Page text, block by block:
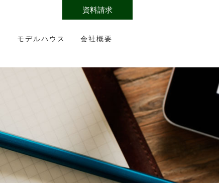
資料請求
モデルハウス 会社概要